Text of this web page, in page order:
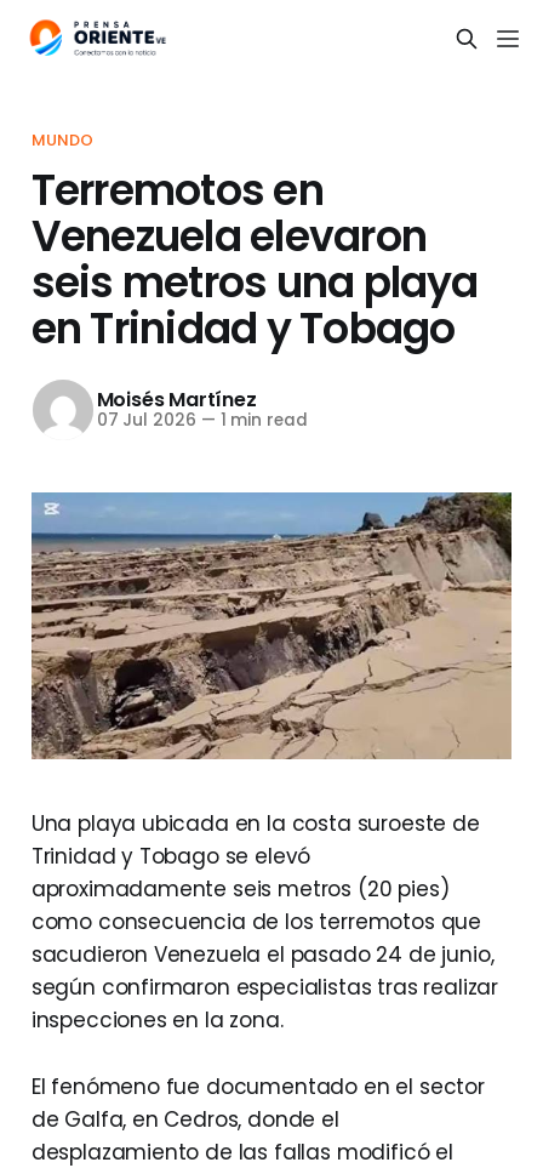
MUNDO
Terremotos en
Venezuela elevaron
seis metros una playa
en Trinidad y Tobago
Moisés Martínez
07 Jul 2026 — 1 min read
Una playa ubicada en la costa suroeste de
Trinidad y Tobago se elevó
aproximadamente seis metros (20 pies)
como consecuencia de los terremotos que
sacudieron Venezuela el pasado 24 de junio,
según confirmaron especialistas tras realizar
inspecciones en la zona.
El fenómeno fue documentado en el sector
de Galfa, en Cedros, donde el
desplazamiento de las fallas modificó el